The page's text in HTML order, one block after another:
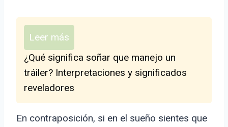
Leer más
¿Qué significa soñar que manejo un
tráiler? Interpretaciones y significados
reveladores
En contraposición, si en el sueño sientes que